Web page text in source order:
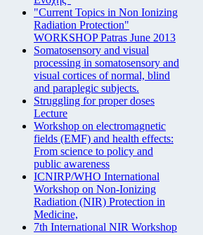
"Current Topics in Non Ionizing
Radiation Protection"
WORKSHOP Patras June 2013
Somatosensory and visual
processing in somatosensory and
visual cortices of normal, blind
and paraplegic subjects.
Struggling for proper doses
Lecture
Workshop on electromagnetic
fields (EMF) and health effects:
From science to policy and
public awareness
ICNIRP/WHO International
Workshop on Non-Ionizing
Radiation (NIR) Protection in
Medicine,
7th International NIR Workshop